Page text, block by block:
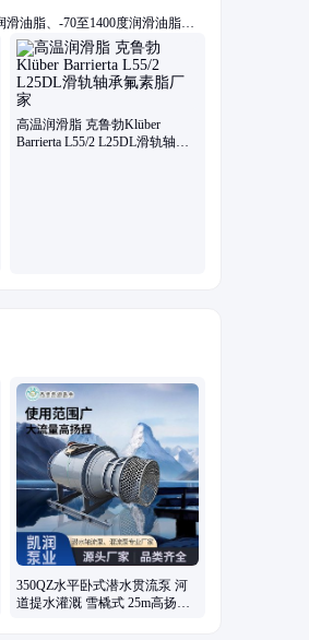
油脂、-70至1400度润滑油脂、
空密封硅脂、电子氟化冷却液、
高温润滑脂 克鲁勃Klüber
Barrierta L55/2 L25DL滑轨轴承
350QZ水平卧式潜水贯流泵 河
道提水灌溉 雪橇式 25m高扬程